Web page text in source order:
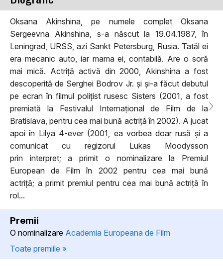
Oksana Akinshina, pe numele complet Oksana
Sergeevna Akinshina, s-a născut la 19.04.1987, în
Leningrad, URSS, azi Sankt Petersburg, Rusia. Tatăl ei
era mecanic auto, iar mama ei, contabilă. Are o soră
mai mică. Actriță activă din 2000, Akinshina a fost
descoperită de Serghei Bodrov Jr. și și-a făcut debutul
pe ecran în filmul polițist rusesc Sisters (2001, a fost
premiată la Festivalul Internațional de Film de la
Bratislava, pentru cea mai bună actriță în 2002). A jucat
apoi în Lilya 4-ever (2001, ea vorbea doar rusă și a
comunicat cu regizorul Lukas Moodysson
prin interpret; a primit o nominalizare la Premiul
European de Film în 2002 pentru cea mai bună
actriță; a primit premiul pentru cea mai bună actriță în
rol...
Premii
O nominalizare Academia Europeana de Film
Toate premiile »